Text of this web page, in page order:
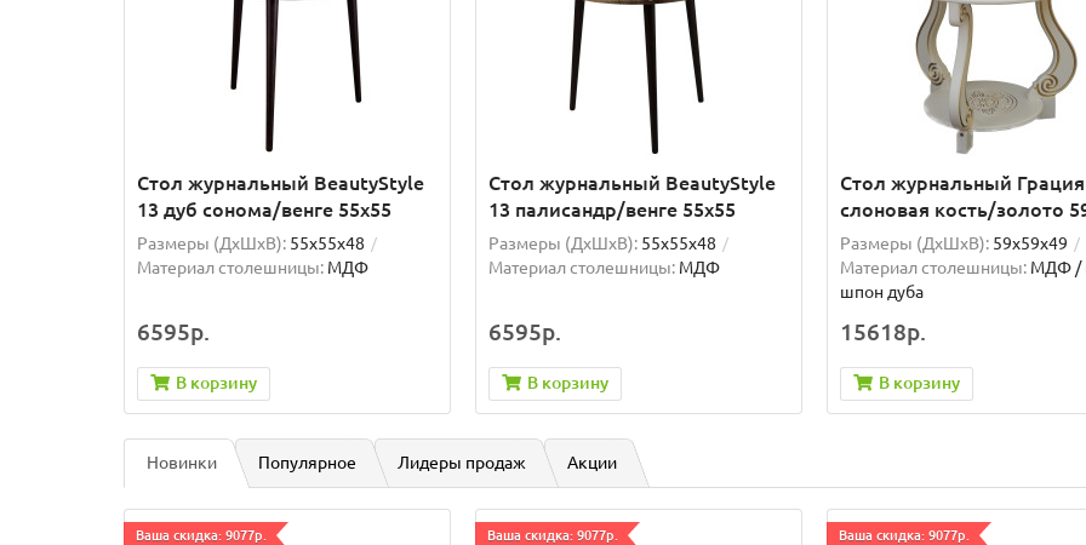
Стол журнальный BeautyStyle
13 дуб сонома/венге 55х55
Размеры (ДхШxВ): 55х55х48
Материал столешницы: МДФ
6595р.
В корзину
Стол журнальный BeautyStyle
13 палисандр/венге 55х55
Размеры (ДхШxВ): 55х55х48
Материал столешницы: МДФ
6595р.
В корзину
Стол журнальный
слоновая кость/золото
Размеры (ДхШxВ): 59х59х49
Материал столешницы: МДФ /
шпон дуба
15618р.
В корзину
Новинки Популярное Лидеры продаж Акции
Ваша скидка: 9077р. Ваша скидка: 9077р. Ваша скидка: 9077р.